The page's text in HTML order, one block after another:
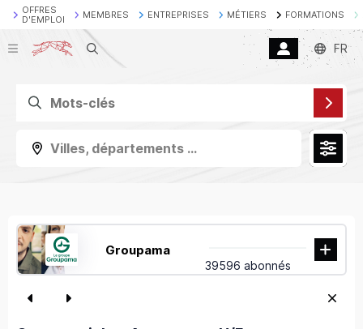
OFFRES
D'EMPLOI
MEMBRES ENTREPRISES MÉTIERS FORMATIONS
Recherche FR
Villes, départements ...
Groupama
39596 abonnés